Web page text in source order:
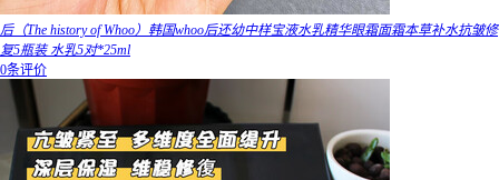
后（The history of Whoo）韩国whoo后还幼中样宝液水乳精华眼霜面霜本草补水抗皱修
复5瓶装 水乳5对*25ml
0条评价